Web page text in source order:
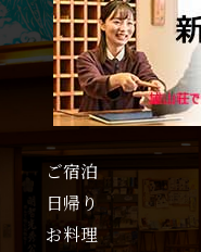
ご宿泊
日帰り
お料理